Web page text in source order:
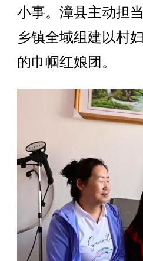
小事。漳县主动担
乡镇全域组建以村
的巾帼红娘团。